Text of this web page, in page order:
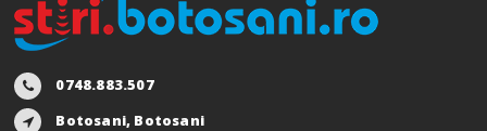
0748.883.507
Botosani, Botosani